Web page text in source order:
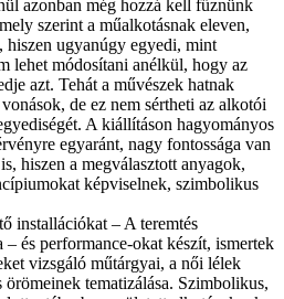
azonban még hozzá kell fűznünk
szerint a műalkotásnak eleven,
hiszen ugyanúgy egyedi, mint
lehet módosítani anélkül, hogy az
azt. Tehát a művészek hatnak
de ez nem sértheti az alkotói
A kiállításon hagyományos
egyaránt, nagy fontossága van
hiszen a megválasztott anyagok,
képviselnek, szimbolikus
installációkat – A teremtés
– és performance-okat készít, ismertek
vizsgáló műtárgyai, a női lélek
örömeinek tematizálása. Szimbolikus,